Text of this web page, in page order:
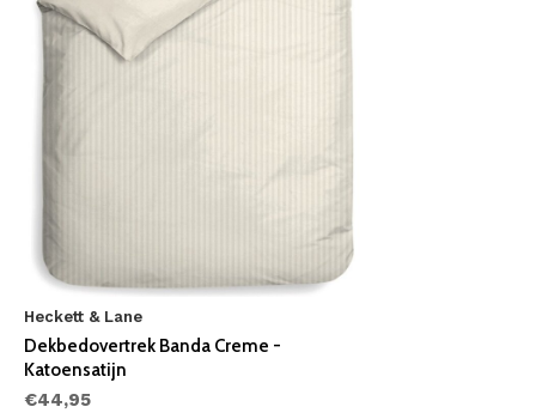
Heckett & Lane
Dekbedovertrek Banda Creme -
Katoensatijn
€44,95